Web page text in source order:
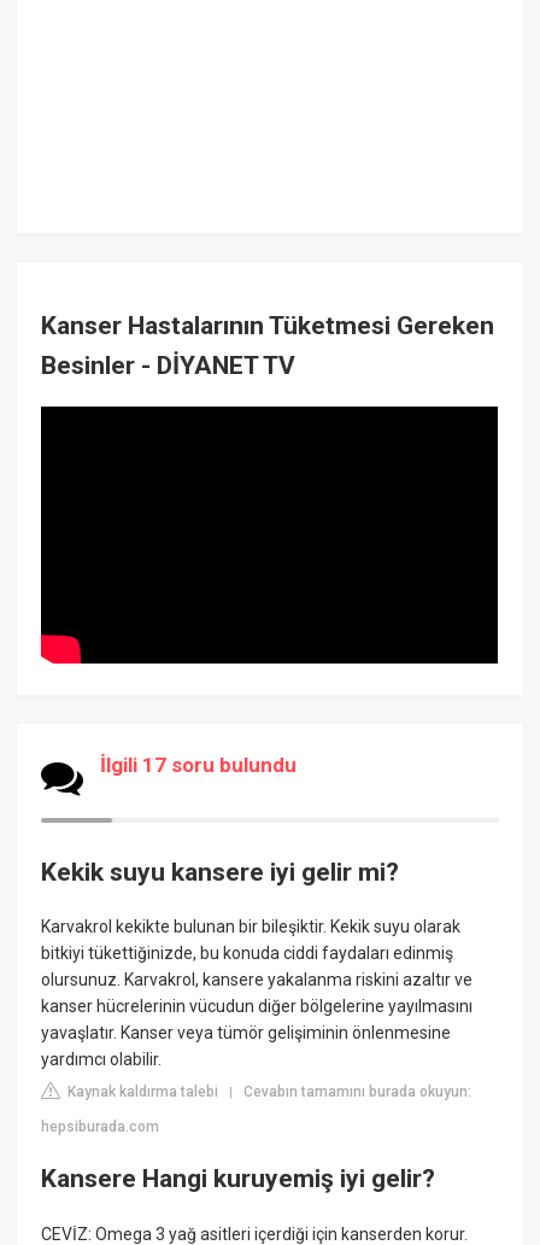
Kanser Hastalarının Tüketmesi Gereken
Besinler - DİYANET TV
İlgili 17 soru bulundu
Kekik suyu kansere iyi gelir mi?
Karvakrol kekikte bulunan bir bileşiktir. Kekik suyu olarak
bitkiyi tükettiğinizde, bu konuda ciddi faydaları edinmiş
olursunuz. Karvakrol, kansere yakalanma riskini azaltır ve
kanser hücrelerinin vücudun diğer bölgelerine yayılmasını
yavaşlatır. Kanser veya tümör gelişiminin önlenmesine
yardımcı olabilir.
Kaynak kaldırma talebi |Cevabın tamamını burada okuyun:
hepsiburada.com
Kansere Hangi kuruyemiş iyi gelir?
CEVİZ: Omega 3 yağ asitleri içerdiği için kanserden korur.